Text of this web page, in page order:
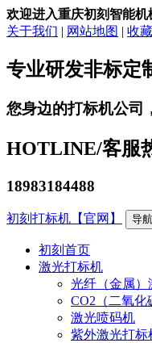
欢迎进入重庆初刻智能机
关于我们 | 网站地图 | 收
专业研发非标定
您身边的打标机公司
HOTLINE/客服
18983184488
初刻打标机【官网】 导航
初刻首页
激光打标机
光纤（金属）
CO2（二氧化
激光喷码机
紫外激光打标